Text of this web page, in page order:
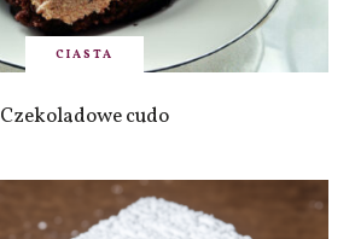
CIASTA
Czekoladowe cudo